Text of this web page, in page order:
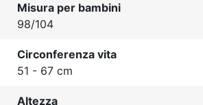
Misura per bambini
98/104
Circonferenza vita
51 - 67 cm
Altezza